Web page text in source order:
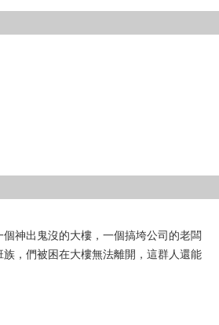
神出鬼沒的大樓，一個搞垮公司的老闆
，們被困在大樓無法離開，這群人還能